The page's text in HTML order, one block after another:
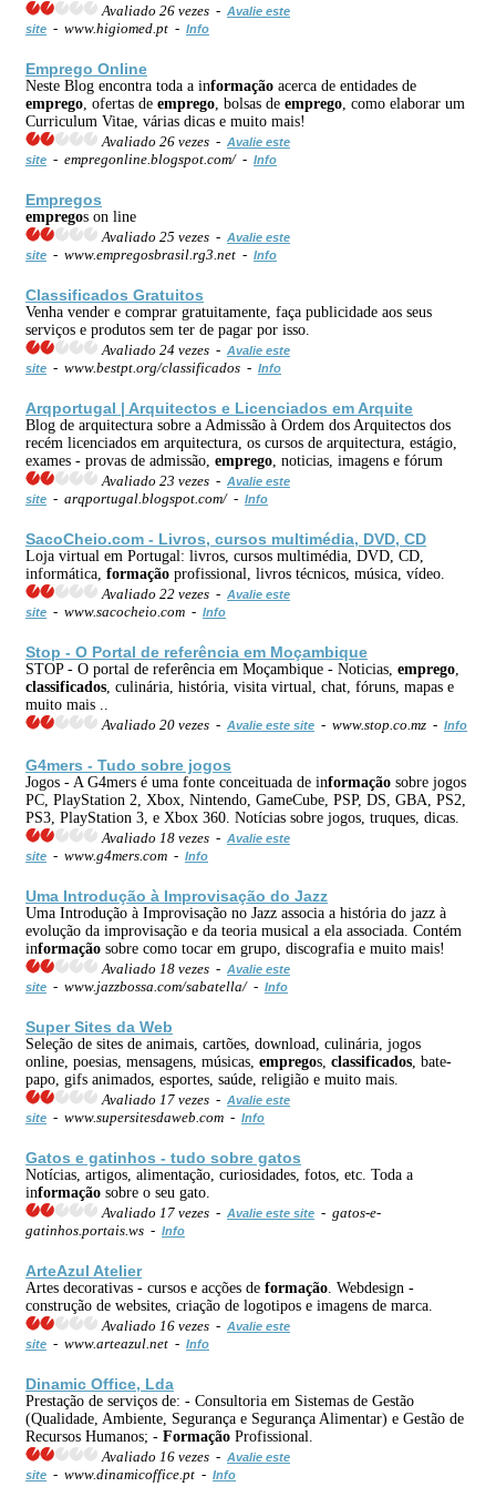
Avaliado 26 vezes - Avalie este
site - www.higiomed.pt - Info
Emprego Online
Neste Blog encontra toda a informação acerca de entidades de
emprego , ofertas de emprego , bolsas de emprego , como elaborar um
Curriculum Vitae, várias dicas e muito mais!
Avaliado 26 vezes - Avalie este
site - empregonline.blogspot.com/ - Info
Empregos
empregos on line
Avaliado 25 vezes - Avalie este
site - www.empregosbrasil.rg3.net - Info
Classificados Gratuitos
Venha vender e comprar gratuitamente, faça publicidade aos seus
serviços e produtos sem ter de pagar por isso.
Avaliado 24 vezes - Avalie este
site - www.bestpt.org/classificados - Info
Arqportugal | Arquitectos e Licenciados em Arquite
Blog de arquitectura sobre a Admissão à Ordem dos Arquitectos dos
recém licenciados em arquitectura, os cursos de arquitectura, estágio,
exames - provas de admissão, emprego , noticias, imagens e fórum
Avaliado 23 vezes - Avalie este
site - arqportugal.blogspot.com/ - Info
SacoCheio.com - Livros, cursos multimédia, DVD, CD
Loja virtual em Portugal: livros, cursos multimédia, DVD, CD,
informática, formação profissional, livros técnicos, música, vídeo.
Avaliado 22 vezes - Avalie este
site - www.sacocheio.com - Info
Stop - O Portal de referência em Moçambique
STOP - O portal de referência em Moçambique - Noticias, emprego
classificados , culinária, história, visita virtual, chat, fóruns, mapas e
muito mais ..
Avaliado 20 vezes - Avalie este site - www.stop.co.mz - Info
G4mers - Tudo sobre jogos
Jogos - A G4mers é uma fonte conceituada de informação sobre jogos
PC, PlayStation 2, Xbox, Nintendo, GameCube, PSP, DS, GBA, PS2,
PS3, PlayStation 3, e Xbox 360. Notícias sobre jogos, truques, dicas.
Avaliado 18 vezes - Avalie este
site - www.g4mers.com - Info
Uma Introdução à Improvisação do Jazz
Uma Introdução à Improvisação no Jazz associa a história do jazz à
evolução da improvisação e da teoria musical a ela associada. Contém
informação sobre como tocar em grupo, discografia e muito mais!
Avaliado 18 vezes - Avalie este
site - www.jazzbossa.com/sabatella/ - Info
Super Sites da Web
Seleção de sites de animais, cartões, download, culinária, jogos
online, poesias, mensagens, músicas, empregos, classificados , bate-
papo, gifs animados, esportes, saúde, religião e muito mais.
Avaliado 17 vezes - Avalie este
site - www.supersitesdaweb.com - Info
Gatos e gatinhos - tudo sobre gatos
Notícias, artigos, alimentação, curiosidades, fotos, etc. Toda a
informação sobre o seu gato.
Avaliado 17 vezes - Avalie este site - gatos-e-
gatinhos.portais.ws - Info
ArteAzul Atelier
Artes decorativas - cursos e acções de formação . Webdesign -
construção de websites, criação de logotipos e imagens de marca.
Avaliado 16 vezes - Avalie este
site - www.arteazul.net - Info
Dinamic Office, Lda
Prestação de serviços de: - Consultoria em Sistemas de Gestão
(Qualidade, Ambiente, Segurança e Segurança Alimentar) e Gestão de
Recursos Humanos; - Formação Profissional.
Avaliado 16 vezes - Avalie este
site - www.dinamicoffice.pt - Info